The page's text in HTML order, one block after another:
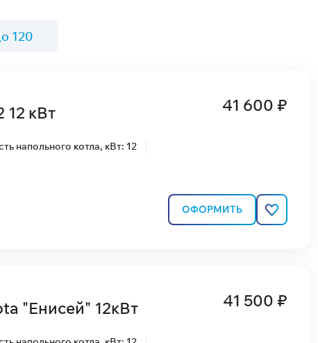
120
12 кВт
напольного котла, кВт: 12
41 600 ₽
ОФОРМИТЬ
"Енисей" 12кВт 41 500 ₽